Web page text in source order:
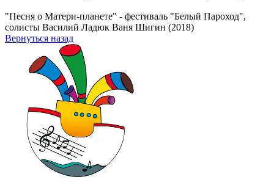
"Песня о Матери-планете" - фестиваль "Белый Пароход",
солисты Василий Ладюк Ваня Шигин (2018)
Вернуться назад